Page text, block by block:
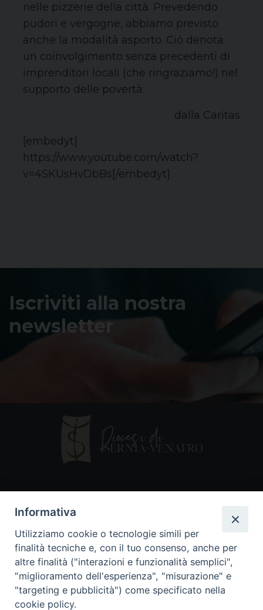
nelle pizzerie della città. Prevedendo
pudori e vergogne, abbiamo previsto
anche la modalità asporto. Ciò denota
un coinvolgimento senza precedenti di
imprenditori locali (che ringraziamo!) nel
supporto delle povertà.
dalla Caritas
[embedyt]
https://www.youtube.com/watch?
v=4SKUsHvDbBs[/embedyt]
Iscriviti alla nostra
newsletter
86170 Isernia
086550849
segreteria@diocesiiserniavenafro.it
I nostri social
Informativa
Utilizziamo cookie o tecnologie simili per
finalità tecniche e, con il tuo consenso, anche per
altre finalità ("interazioni e funzionalità semplici",
"miglioramento dell'esperienza", "misurazione" e
"targeting e pubblicità") come specificato nella
cookie policy.